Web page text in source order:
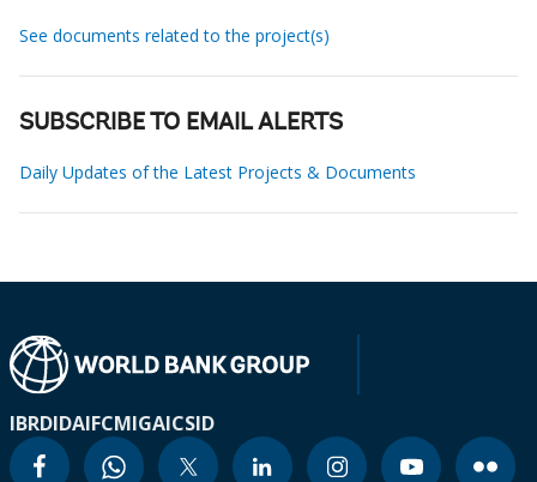
See documents related to the project(s)
SUBSCRIBE TO EMAIL ALERTS
Daily Updates of the Latest Projects & Documents
IBRDIDAIFCMIGAICSID